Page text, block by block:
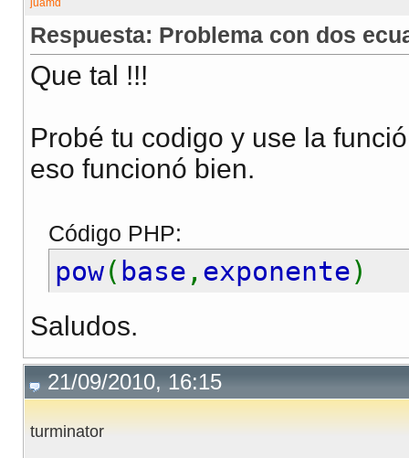
$Y
echo"Crecimiento
} else {
echo"Introduce los
<br>
Respuesta: Problema con dos
Que tal !!!
Probé tu codigo y use la
eso funcionó bien.
Código PHP:
pow( base , exponente)
Saludos.
21/09/2010, 16:15
turminator